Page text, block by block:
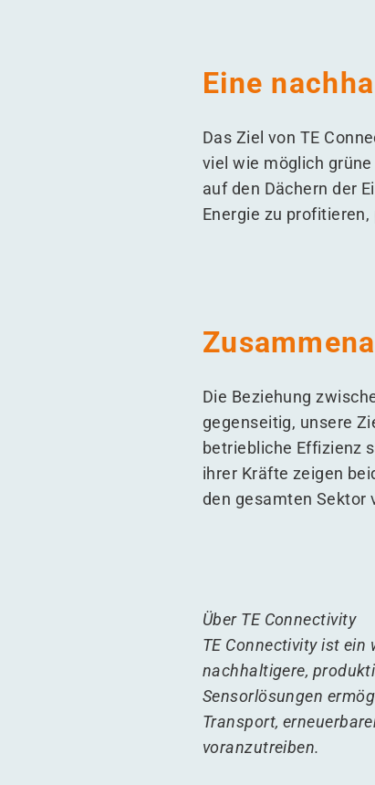
Eine
Das Ziel von TE
viel wie möglich
auf den Dächern der
Energie zu
Die Beziehung
gegenseitig, unsere
betriebliche Effizienz
ihrer Kräfte zeigen
den gesamten Sektor
Über TE Connectivity
TE Connectivity ist ein
nachhaltigere,
Sensorlösungen
Transport,
voranzutreiben.